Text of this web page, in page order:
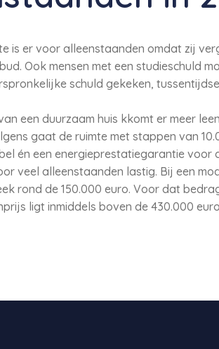
is er voor alleenstaanden omdat zij
Ook mensen met een studieschuld
schuld gekeken,
een duurzaam huis kkomt er meer
gaat de ruimte met stappen van
én een energieprestatiegarantie voor
veel alleenstaanden lastig. Bij een
rond de 150.000 euro. Voor dat
ligt inmiddels boven de 430.000